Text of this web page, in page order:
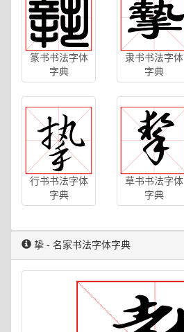
篆书书法字体
字典
隶书书法字体
字典
行书书法字体
字典
草书书法字体
字典
挚 - 名家书法字体字典